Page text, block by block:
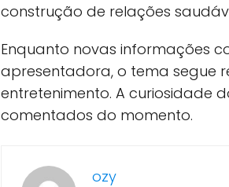
construção de relações
Enquanto novas informações
apresentadora, o tema segue
entretenimento. A curiosidade
comentados do momento.
ozy